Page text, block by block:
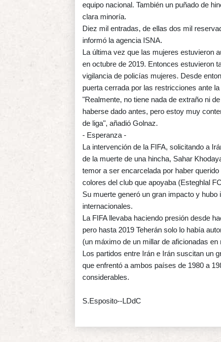
equipo nacional. También un puñado de
clara minoría.
Diez mil entradas, de ellas dos mil
informó la agencia ISNA.
La última vez que las mujeres estuvieron
en octubre de 2019. Entonces estuvieron
vigilancia de policías mujeres. Desde
puerta cerrada por las restricciones ante
"Realmente, no tiene nada de extraño ni
haberse dado antes, pero estoy muy
de liga", añadió Golnaz.
- Esperanza -
La intervención de la FIFA, solicitando a
de la muerte de una hincha, Sahar
temor a ser encarcelada por haber
colores del club que apoyaba (Esteghlal
Su muerte generó un gran impacto y
internacionales.
La FIFA llevaba haciendo presión desde
pero hasta 2019 Teherán solo lo había
(un máximo de un millar de aficionadas en
Los partidos entre Irán e Irán suscitan un
que enfrentó a ambos países de 1980 a
considerables.
S.Esposito--LDdC